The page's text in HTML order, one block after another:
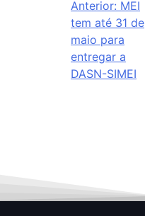
Anterior: MEI
tem até 31 de
maio para
entregar a
DASN-SIMEI